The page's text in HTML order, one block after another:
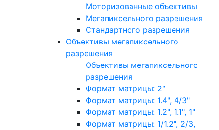
Моторизованные объективы
Мегапиксельного разрешения
Стандартного разрешения
Объективы мегапиксельного
разрешения
Объективы мегапиксельного
разрешения
Формат матрицы: 2"
Формат матрицы: 1.4", 4/3"
Формат матрицы: 1.2", 1.1", 1"
Формат матрицы: 1/1.2", 2/3,